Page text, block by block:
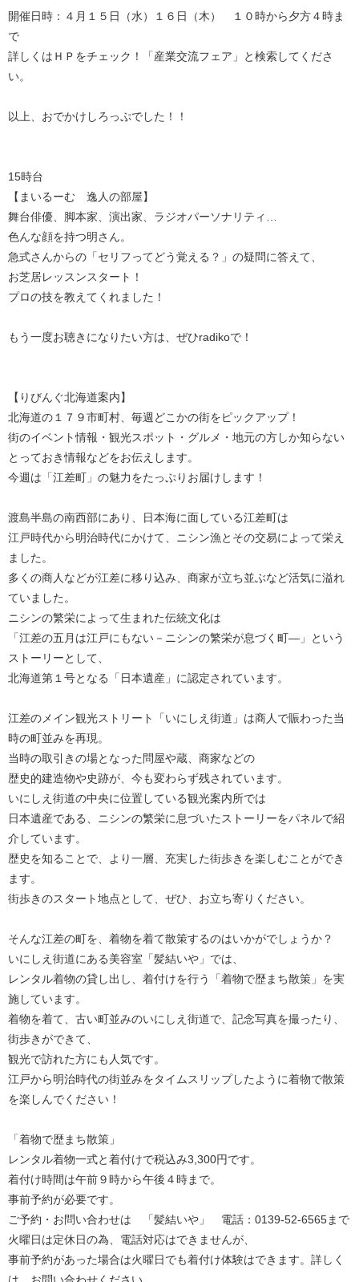
開催日時：４月１５日（水）１６日（木） １０時から夕方４時ま
で
詳しくはＨＰをチェック！「産業交流フェア」と検索してくださ
い。
以上、おでかけしろっぷでした！！
15時台
【まいるーむ 逸人の部屋】
舞台俳優、脚本家、演出家、ラジオパーソナリティ…
色んな顔を持つ明さん。
急式さんからの「セリフってどう覚える？」の疑問に答えて、
お芝居レッスンスタート！
プロの技を教えてくれました！
もう一度お聴きになりたい方は、ぜひradikoで！
【りびんぐ北海道案内】
北海道の１７９市町村、毎週どこかの街をピックアップ！
街のイベント情報・観光スポット・グルメ・地元の方しか知らない
とっておき情報などをお伝えします。
今週は「江差町」の魅力をたっぷりお届けします！
渡島半島の南西部にあり、日本海に面している江差町は
江戸時代から明治時代にかけて、ニシン漁とその交易によって栄え
ました。
多くの商人などが江差に移り込み、商家が立ち並ぶなど活気に溢れ
ていました。
ニシンの繁栄によって生まれた伝統文化は
「江差の五月は江戸にもない－ニシンの繁栄が息づく町—」という
ストーリーとして、
北海道第１号となる「日本遺産」に認定されています。
江差のメイン観光ストリート「いにしえ街道」は商人で賑わった当
時の町並みを再現。
当時の取引きの場となった問屋や蔵、商家などの
歴史的建造物や史跡が、今も変わらず残されています。
いにしえ街道の中央に位置している観光案内所では
日本遺産である、ニシンの繁栄に息づいたストーリーをパネルで紹
介しています。
歴史を知ることで、より一層、充実した街歩きを楽しむことができ
ます。
街歩きのスタート地点として、ぜひ、お立ち寄りください。
そんな江差の町を、着物を着て散策するのはいかがでしょうか？
いにしえ街道にある美容室「髪結いや」では、
レンタル着物の貸し出し、着付けを行う「着物で歴まち散策」を実
施しています。
着物を着て、古い町並みのいにしえ街道で、記念写真を撮ったり、
街歩きができて、
観光で訪れた方にも人気です。
江戸から明治時代の街並みをタイムスリップしたように着物で散策
を楽しんでください！
「着物で歴まち散策」
レンタル着物一式と着付けで税込み3,300円です。
着付け時間は午前９時から午後４時まで。
事前予約が必要です。
ご予約・お問い合わせは 「髪結いや」 電話：0139-52-6565まで
火曜日は定休日の為、電話対応はできませんが、
事前予約があった場合は火曜日でも着付け体験はできます。詳しく